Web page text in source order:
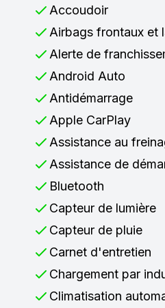
Accoudoir
Airbags frontaux et
Alerte de
Android Auto
Antidémarrage
Apple CarPlay
Assistance au
Assistance de
Bluetooth
Capteur de lumière
Capteur de pluie
Carnet d'entretien
Chargement par
Climatisation